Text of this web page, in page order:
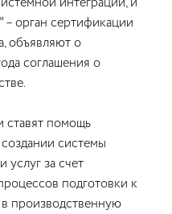
интеграции, и
орган сертификации
объявляют о
соглашения о
ставят помощь
системы
услуг за счет
подготовки к
производственную